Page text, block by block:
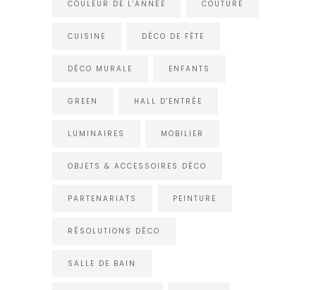
COULEUR DE L'ANNÉE COUTURE
CUISINE DÉCO DE FÊTE
DÉCO MURALE ENFANTS
GREEN HALL D'ENTRÉE
LUMINAIRES MOBILIER
OBJETS & ACCESSOIRES DÉCO
PARTENARIATS PEINTURE
RÉSOLUTIONS DÉCO
SALLE DE BAIN